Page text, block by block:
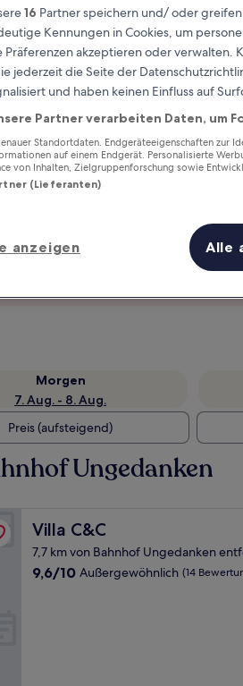
Verdiene Prämien für
wahrgenommene
Morgen
7. Aug. - 8. Aug.
Preis (aufsteigend)
Ungedanken
Villa C&C
Villa C&C
7,7 km von Bahnhof Ungedanken
9.6
9,6/10 Außergewöhnlich (14
16 Partner speichern und/ oder
Kennungen in Cookies, um
Präferenzen akzeptieren oder verwalten.
jederzeit die Seite der
und haben keinen Einfluss auf
Partner verarbeiten Daten, um
Standortdaten. Endgeräteeigenschaften zur
auf einem Endgerät. Personalisierte
von Inhalten, Zielgruppenforschung sowie
(Lieferanten)
anzeigen Alle